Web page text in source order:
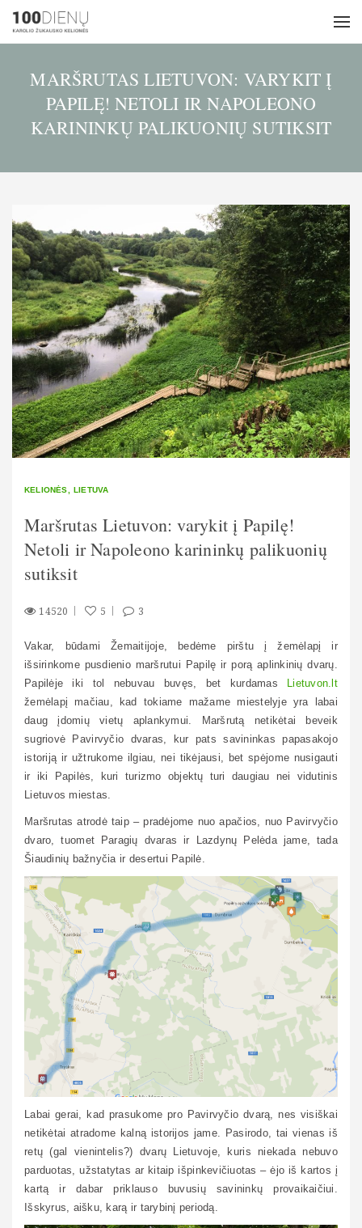
MARŠRUTAS LIETUVON: VARYKIT Į
PAPILĘ! NETOLI IR NAPOLEONO
KARININKŲ PALIKUONIŲ SUTIKSIT
KELIONĖS LIETUVA
Maršrutas Lietuvon: varykit į Papilę!
Netoli ir Napoleono karininkų palikuonių
sutiksit
14520 5 3
Vakar, būdami Žemaitijoje, bedėme pirštu į žemėlapį ir
išsirinkome pusdienio maršrutui Papilę ir porą aplinkinių dvarų.
Papilėje iki tol nebuvau buvęs, bet kurdamas
Lietuvon.lt
žemėlapį mačiau, kad tokiame mažame miestelyje yra labai
daug įdomių vietų aplankymui. Maršrutą netikėtai beveik
sugriovė Pavirvyčio dvaras, kur pats savininkas papasakojo
istoriją ir užtrukome ilgiau, nei tikėjausi, bet spėjome nusigauti
ir iki Papilės, kuri turizmo objektų turi daugiau nei vidutinis
Lietuvos miestas.
Maršrutas atrodė taip – pradėjome nuo apačios, nuo Pavirvyčio
dvaro, tuomet Paragių dvaras ir Lazdynų Pelėda jame, tada
Šiaudinių bažnyčia ir desertui Papilė.
Labai gerai, kad prasukome pro Pavirvyčio dvarą, nes visiškai
netikėtai atradome kalną istorijos jame. Pasirodo, tai vienas iš
retų (gal vienintelis?) dvarų Lietuvoje, kuris niekada nebuvo
parduotas, užstatytas ar kitaip išpinkevičiuotas – ėjo iš kartos į
kartą ir dabar priklauso buvusių savininkų provaikaičiui.
Išskyrus, aišku, karą ir tarybinį periodą.